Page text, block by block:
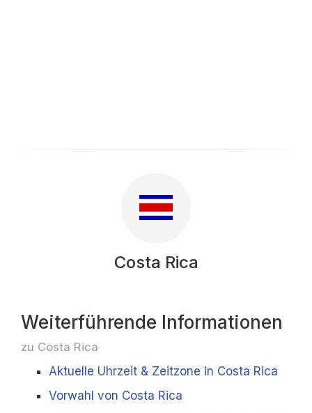
Costa Rica
Weiterführende Informationen
zu Costa Rica
Aktuelle Uhrzeit & Zeitzone in Costa Rica
Vorwahl von Costa Rica